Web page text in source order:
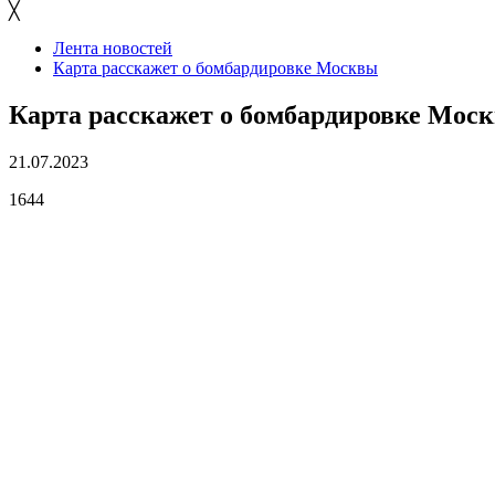
╳
Лента новостей
Карта расскажет о бомбардировке Москвы
Карта расскажет о бомбардировке
21.07.2023
1644